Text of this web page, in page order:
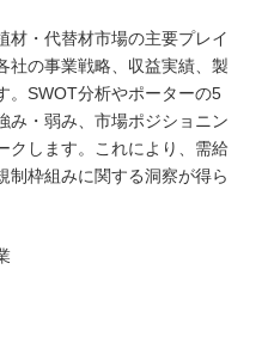
材・代替材市場の主要プレイ
社の事業戦略、収益実績、製
。SWOT分析やポーターの5
み・弱み、市場ポジショニン
クします。これにより、需給
制枠組みに関する洞察が得ら